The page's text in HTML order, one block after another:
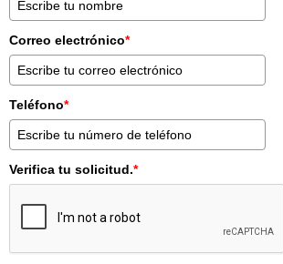
Correo electrónico*
Teléfono*
Verifica tu solicitud.*